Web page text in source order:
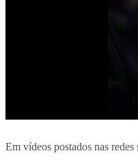
Em vídeos postados nas